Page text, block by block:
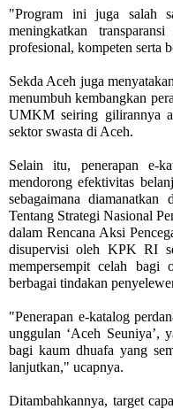
"Program ini juga salah
meningkatkan
profesional, kompeten serta
Sekda Aceh juga
menumbuh kembangkan
UMKM seiring gilirannya
sektor swasta di Aceh.
Selain itu, penerapan e-
mendorong efektivitas
sebagaimana
Tentang Strategi Nasional
dalam Rencana Aksi
disupervisi oleh KPK RI
mempersempit celah bagi
berbagai tindakan
"Penerapan e-katalog
unggulan ‘Aceh Seuniya’,
bagi kaum dhuafa yang
lanjutkan," ucapnya.
Ditambahkannya, target